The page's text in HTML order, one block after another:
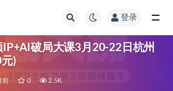
登录
破局大课3月20-22日杭州
)
前 0 2.5K